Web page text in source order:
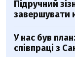
Підручний
завершувати
У нас був
співпраці з